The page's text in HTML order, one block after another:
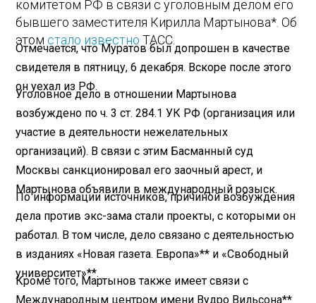
комитетом РФ в связи с уголовным делом его
бывшего заместителя Кирилла Мартынова*. Об
этом стало известно ТАСС.
Отмечается, что Муратов был допрошен в качестве
свидетеля в пятницу, 6 декабря. Вскоре после этого
он уехал из РФ.
Уголовное дело в отношении Мартынова
возбуждено по ч. 3 ст. 284.1 УК РФ (организация или
участие в деятельности нежелательных
организаций). В связи с этим Басманный суд
Москвы санкционировал его заочный арест, и
Мартынова объявили в международный розыск.
По информации источников, причиной возбуждения
дела против экс-зама стали проекты, с которыми он
работал. В том числе, дело связано с деятельностью
в изданиях «Новая газета. Европа»** и «Свободный
университет»**.
Кроме того, Мартынов также имеет связи с
Международным центром имени Вудро Вильсона**